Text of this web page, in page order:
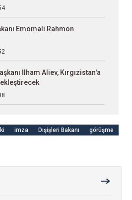
Emomali Rahmon
İlham Aliev, Kırgızistan'a
imza Dışişleri Bakanı
görüşme